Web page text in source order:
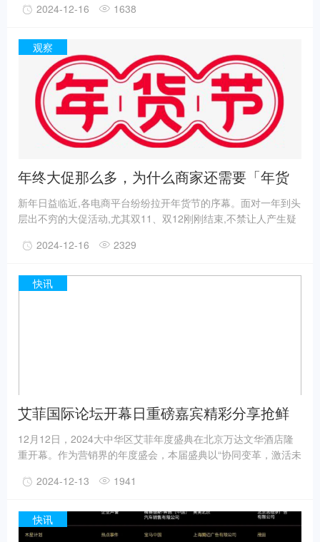
知名品牌、组织的高层决策者展开深度分享，为品牌实效营销带
碰撞多元思维，洞察行业趋势，打造营销界“达沃斯”。
2024-12-16 1638
观察
年终大促那么多，为什么商家还需要「年货
节」
新年日益临近,各电商平台纷纷拉开年货节的序幕。面对一年到头
层出不穷的大促活动,尤其双11、双12刚刚结束,不禁让人产生疑
境下,大促已经进入一个新周期——以真需求和硬通货,而不是低
西。作为春节的硬通货和刚需消费,年货正是一个能带动规模型消
2024-12-16 2329
快讯
艾菲国际论坛开幕日重磅嘉宾精彩分享抢鲜
看！
12月12日，2024大中华区艾菲年度盛典在北京万达文华酒店隆
重开幕。作为营销界的年度盛会，本届盛典以“协同变革，激活未
了来自国内外最具实效增长的品牌、平台及行业新势力，分享市
和企业全方位赋能，打造营销界“达沃斯”。
2024-12-13 1941
快讯